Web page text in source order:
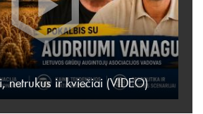
netrukus ir kviečiai (VIDEO)